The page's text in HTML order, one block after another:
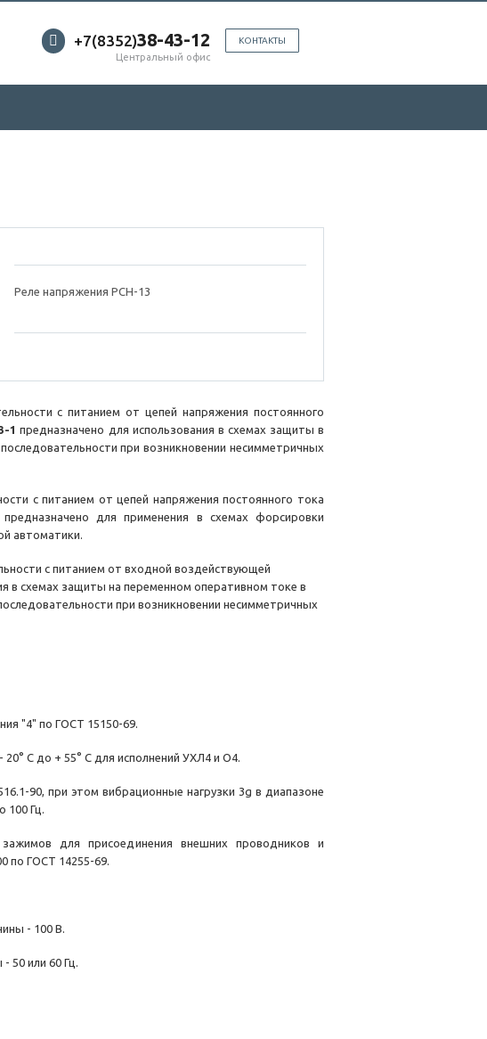
КОНТАКТЫ
+7(8352)38-43-12
Центральный офис
Реле напряжения РСН-13
с питанием от цепей напряжения постоянного
1 предназначено для использования в схемах защиты в
при возникновении несимметричных
с питанием от цепей напряжения постоянного тока
для применения в схемах форсировки
автоматики.
с питанием от входной воздействующей
в схемах защиты на переменном оперативном токе в
при возникновении несимметричных
"4" по ГОСТ 15150-69.
С до + 55° С для исполнений УХЛ4 и О4.
90, при этом вибрационные нагрузки 3g в диапазоне
100 Гц.
для присоединения внешних проводников и
по ГОСТ 14255-69.
- 100 В.
50 или 60 Гц.